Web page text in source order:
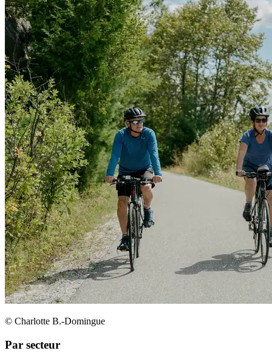
© Charlotte B.-Domingue
Par secteur